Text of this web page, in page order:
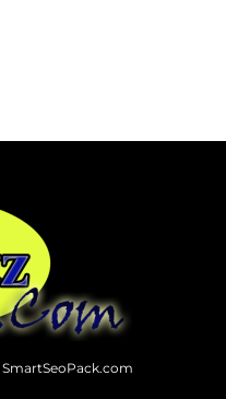
SmartSeoPack.com